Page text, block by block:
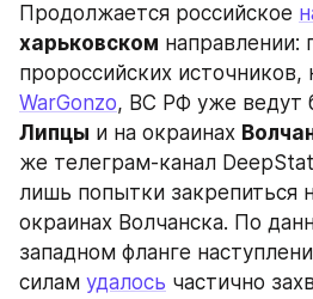
Продолжается российское
харьковском направлении:
WarGonzo
Липцы и на окраинах
же телеграм-канал
лишь попытки закрепиться
окраинах Волчанска. По
западном фланге
силам удалось